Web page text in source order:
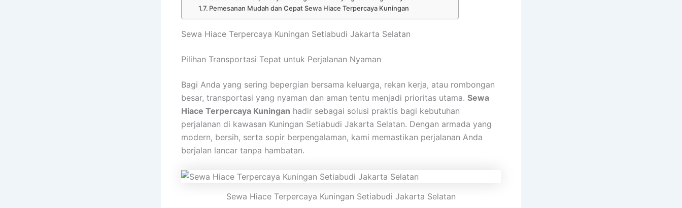
Pemesanan Mudah dan Cepat Sewa Hiace Terpercaya Kuningan
Sewa Hiace Terpercaya Kuningan Setiabudi Jakarta Selatan
Pilihan Transportasi Tepat untuk Perjalanan Nyaman
Bagi Anda yang sering bepergian bersama keluarga, rekan kerja, atau rombongan
besar, transportasi yang nyaman dan aman tentu menjadi prioritas utama. Sewa
Hiace Terpercaya Kuningan hadir sebagai solusi praktis bagi kebutuhan
perjalanan di kawasan Kuningan Setiabudi Jakarta Selatan. Dengan armada yang
modern, bersih, serta sopir berpengalaman, kami memastikan perjalanan Anda
berjalan lancar tanpa hambatan.
Sewa Hiace Terpercaya Kuningan Setiabudi Jakarta Selatan